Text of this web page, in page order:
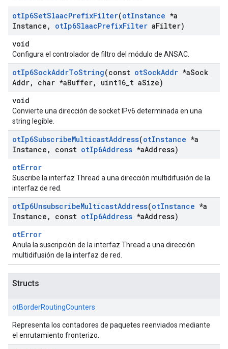
otIp6SetSlaacPrefixFilter(otInstance *a
Instance , otIp6SlaacPrefixFilter aFilter)
void
Configura el controlador de filtro del módulo de ANSAC.
otIp6SockAddrToString(const otSockAddr *aSock
Addr, char *aBuffer, uint16 t aSize)
void
Convierte una dirección de socket IPv6 determinada en una
string legible.
otIp6SubscribeMulticastAddress(otInstance *a
Instance , const otIp6Address *aAddress)
otError
Suscribe la interfaz Thread a una dirección multidifusión de la
interfaz de red.
otIp6UnsubscribeMulticastAddress(otInstance *a
Instance , const otIp6Address *aAddress)
otError
Anula la suscripción de la interfaz Thread a una dirección
multidifusión de la interfaz de red.
Structs
otBorderRoutingCounters
Representa los contadores de paquetes reenviados mediante
el enrutamiento fronterizo.